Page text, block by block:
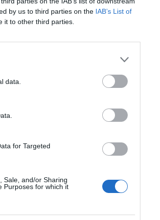
by us to third parties on the IAB’s List of
it to other third parties.
data.
for Targeted
Sale, and/or Sharing
Purposes for which it
Prigozsin ezzel elsősorban Szergej Sojgu
megerősítette, a Wagner csoport június 5-ével
átadva azt...
melynek olvasása előfizetéses